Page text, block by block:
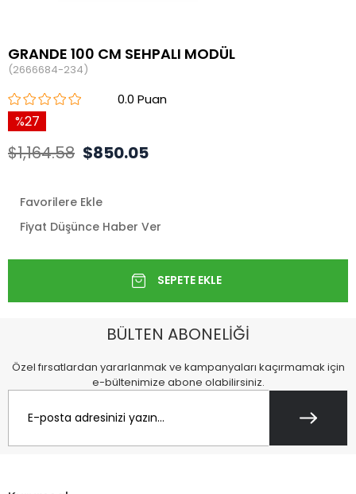
GRANDE 100 CM SEHPALI MODÜL
(2666684-234)
0.0
27
$1,164.58 $850.05
Favorilere Ekle
Fiyat Düşünce Haber Ver
BÜLTEN ABONELİĞİ
Özel fırsatlardan yararlanmak ve kampanyaları kaçırmamak için
e-bültenimize abone olabilirsiniz.